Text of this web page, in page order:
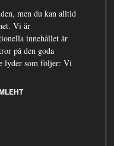
men du kan alltid
Vi är
innehållet är
på den goda
lyder som följer: Vi